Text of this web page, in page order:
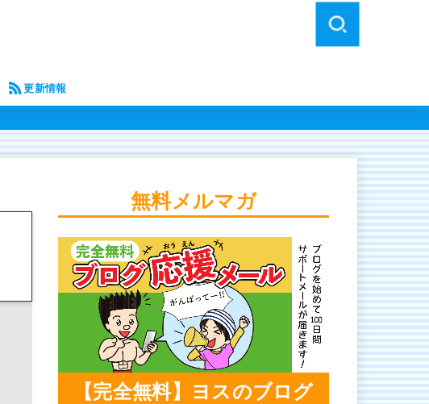
更新情報
無料メルマガ
【完全無料】ヨスのブログ